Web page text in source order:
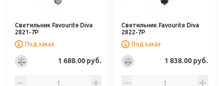
Светильник Favourite Diva
2821-7P
Под заказ
1 688.00 руб.
Светильник Favourite Diva
2822-7P
Под заказ
1 838.00 руб.